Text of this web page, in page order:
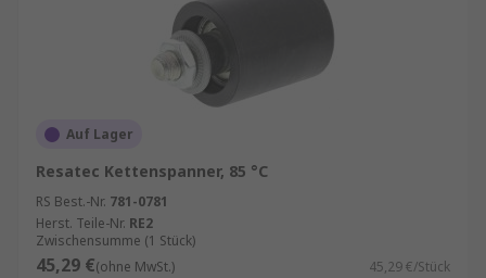
Auf Lager
Resatec Kettenspanner, 85 °C
RS Best.-Nr. 781-0781
Herst. Teile-Nr. RE2
Zwischensumme (1 Stück)
45,29 €(ohne MwSt.) 45,29 €/Stück